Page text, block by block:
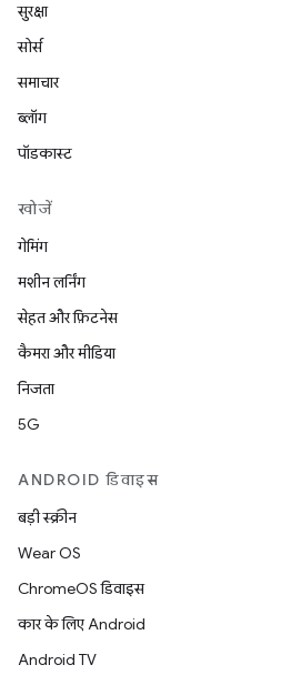
सुरक्षा
सोर्स
समाचार
ब्लॉग
पॉडकास्ट
खोजें
गेमिंग
मशीन लर्निंग
सेहत और फ़िटनेस
कैमरा और मीडिया
निजता
5G
ANDROID डिवाइस
बड़ी स्क्रीन
Wear OS
ChromeOS डिवाइस
कार के लिए Android
Android TV